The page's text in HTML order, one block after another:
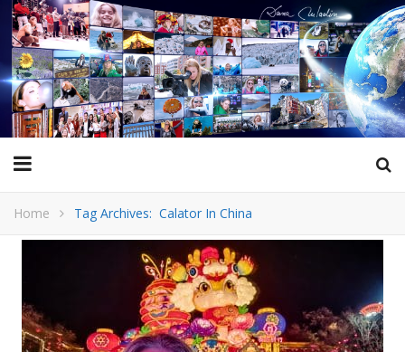
Home Tag Archives: Calator In China